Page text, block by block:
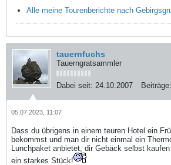
Alle meine Tourenberichte nach
tauernfuchs
Tauerngratsammler
Dabei seit: 24.10.2007 Beiträge:
05.07.2023, 11:07
Dass du übrigens in einem teuren Hotel ein
bekommst und man dir nicht einmal ein
Lunchpaket anbietet, dir Gebäck selbst
ein starkes Stück!